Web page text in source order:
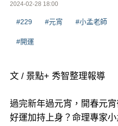
2024-02-28 18:00
#229 #元宵 #小孟老師
#開運
文 / 景點+ 秀智整理報導
過完新年過元宵，開春元
好運加持上身？命理專家